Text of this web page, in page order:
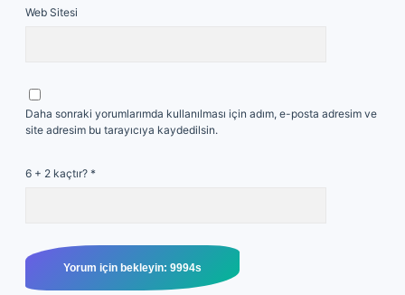
Web Sitesi
Daha sonraki yorumlarımda kullanılması için adım, e-posta adresim ve
site adresim bu tarayıcıya kaydedilsin.
6 + 2 kaçtır? *